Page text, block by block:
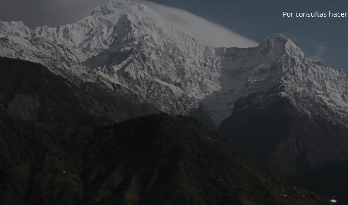
Por consultas hacer